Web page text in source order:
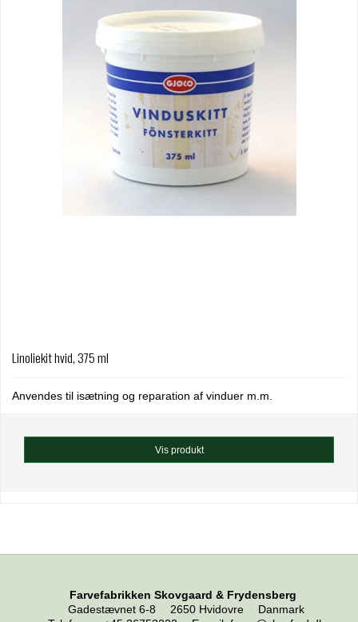
Linoliekit hvid, 375 ml
Anvendes til isætning og reparation af vinduer m.m.
Vis produkt
Farvefabrikken Skovgaard & Frydensberg
Gadestævnet 6-8
2650 Hvidovre
Danmark